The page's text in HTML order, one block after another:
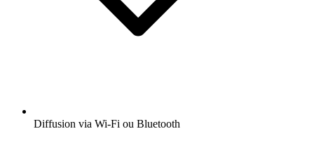
Diffusion via Wi-Fi ou Bluetooth